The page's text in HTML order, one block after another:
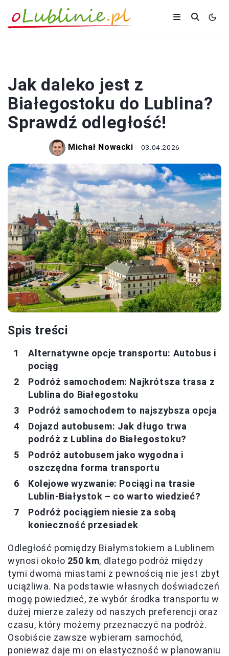
Jak daleko jest z
Białegostoku do Lublina?
Sprawdź odległość!
Michał Nowacki 03.04.2026
Spis treści
Alternatywne opcje transportu: Autobus i
pociąg
Podróż samochodem: Najkrótsza trasa z
Lublina do Białegostoku
Podróż samochodem to najszybsza opcja
Dojazd autobusem: Jak długo trwa
podróż z Lublina do Białegostoku?
Podróż autobusem jako wygodna i
oszczędna forma transportu
Kolejowe wyzwanie: Pociągi na trasie
Lublin-Białystok – co warto wiedzieć?
Podróż pociągiem niesie za sobą
konieczność przesiadek
Odległość pomiędzy Białymstokiem a Lublinem
wynosi około 250 km, dlatego podróż między
tymi dwoma miastami z pewnością nie jest zbyt
uciążliwa. Na podstawie własnych doświadczeń
mogę powiedzieć, że wybór środka transportu w
dużej mierze zależy od naszych preferencji oraz
czasu, który możemy przeznaczyć na podróż.
Osobiście zawsze wybieram samochód,
ponieważ daje mi on elastyczność w planowaniu